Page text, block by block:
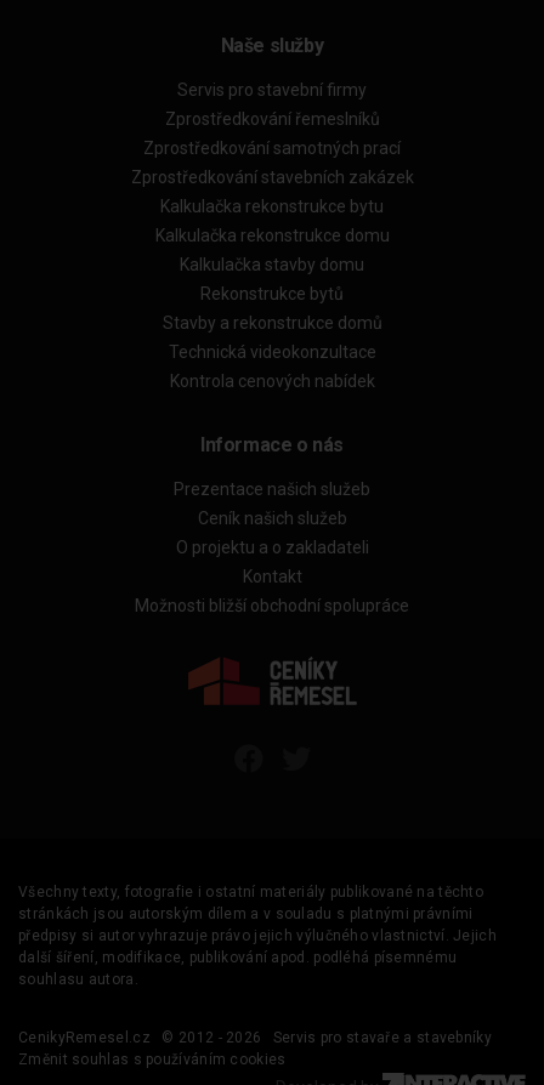
Naše služby
Servis pro stavební firmy
Zprostředkování řemeslníků
Zprostředkování samotných prací
Zprostředkování stavebních zakázek
Kalkulačka rekonstrukce bytu
Kalkulačka rekonstrukce domu
Kalkulačka stavby domu
Rekonstrukce bytů
Stavby a rekonstrukce domů
Technická videokonzultace
Kontrola cenových nabídek
Informace o nás
Prezentace našich služeb
Ceník našich služeb
O projektu a o zakladateli
Kontakt
Možnosti bližší obchodní spolupráce
Všechny texty, fotografie i ostatní materiály publikované na těchto
stránkách jsou autorským dílem a v souladu s platnými právními
předpisy si autor vyhrazuje právo jejich výlučného vlastnictví. Jejich
další šíření, modifikace, publikování apod. podléhá písemnému
souhlasu autora.
CenikyRemesel.cz © 2012 - 2026
Servis pro stavaře a stavebníky
Změnit souhlas s používáním cookies